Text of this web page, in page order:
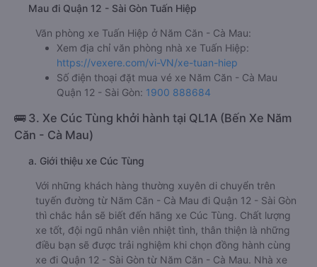
Mau đi Quận 12 - Sài Gòn Tuấn Hiệp
Văn phòng xe Tuấn Hiệp ở Năm Căn - Cà Mau:
Xem địa chỉ văn phòng nhà xe Tuấn Hiệp:
https://vexere.com/vi-VN/xe-tuan-hiep
Số điện thoại đặt mua vé xe Năm Căn - Cà Mau
Quận 12 - Sài Gòn: 1900 888684
🚌 3. Xe Cúc Tùng khởi hành tại QL1A (Bến Xe Năm
Căn - Cà Mau)
a. Giới thiệu xe Cúc Tùng
Với những khách hàng thường xuyên di chuyển trên
tuyến đường từ Năm Căn - Cà Mau đi Quận 12 - Sài Gòn
thì chắc hẳn sẽ biết đến hãng xe Cúc Tùng. Chất lượng
xe tốt, đội ngũ nhân viên nhiệt tình, thân thiện là những
điều bạn sẽ được trải nghiệm khi chọn đồng hành cùng
xe đi Quận 12 - Sài Gòn từ Năm Căn - Cà Mau. Nhà xe